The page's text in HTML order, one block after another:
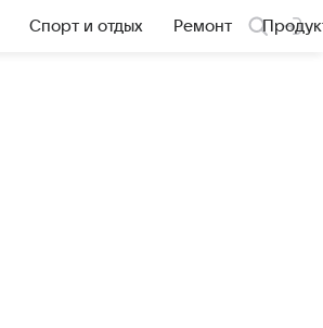
Спорт и отдых Ремонт